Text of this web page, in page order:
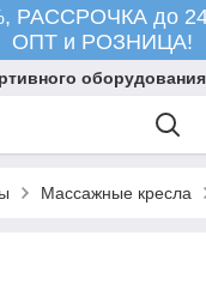
РАССРОЧКА до
ОПТ и РОЗНИЦА!
Массажные кресла